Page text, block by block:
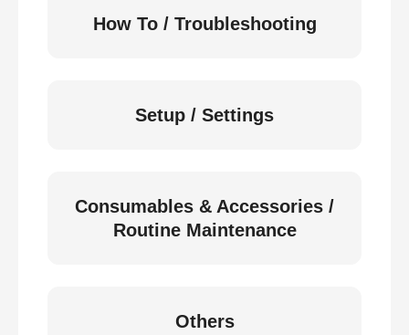
How To / Troubleshooting
Setup / Settings
Consumables & Accessories /
Routine Maintenance
Others